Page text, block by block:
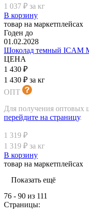
1 037 ₽ за кг
В корзину
товар на маркетплейсах
Годен до
01.02.2028
Шоколад темный ICAM
ЦЕНА
1 430 ₽
1 430 ₽ за кг
ОПТ
Для получения оптовых
перейдите на страницу.
1 319 ₽
1 319 ₽ за кг
В корзину
товар на маркетплейсах
Показать ещё
76 - 90 из 111
Страницы: